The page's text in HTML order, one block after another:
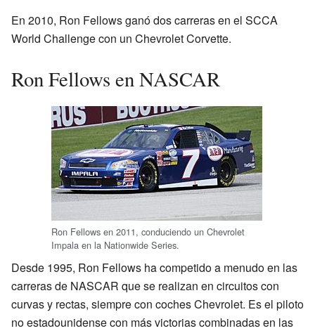
En 2010, Ron Fellows ganó dos carreras en el SCCA
World Challenge con un Chevrolet Corvette.
Ron Fellows en NASCAR
Ron Fellows en 2011, conduciendo un Chevrolet
Impala en la Nationwide Series.
Desde 1995, Ron Fellows ha competido a menudo en las
carreras de NASCAR que se realizan en circuitos con
curvas y rectas, siempre con coches Chevrolet. Es el piloto
no estadounidense con más victorias combinadas en las